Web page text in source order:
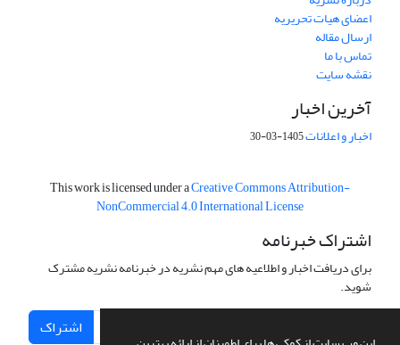
اعضای هیات تحریریه
ارسال مقاله
تماس با ما
نقشه سایت
آخرین اخبار
اخبار و اعلانات1405-03-30
This work is licensed under aCreative Commons Attribution-
NonCommercial 4.0 International License
اشتراک خبرنامه
برای دریافت اخبار و اطلاعیه های مهم نشریه در خبرنامه نشریه مشترک
شوید.
اشتراک